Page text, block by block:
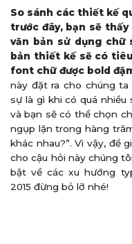
So sánh các thiết kế
trước đây, bạn sẽ
văn bản sử dụng chữ
bản thiết kế sẽ có
font chữ được bold
này đặt ra cho chúng ta
sự là gì khi có quá
và bạn sẽ có thể chọn
ngụp lặn trong hàng
khác nhau?”. Vì vậy, để
cho cậu hỏi này chúng
bật về các xu hướng
2015 đừng bỏ lỡ nhé!